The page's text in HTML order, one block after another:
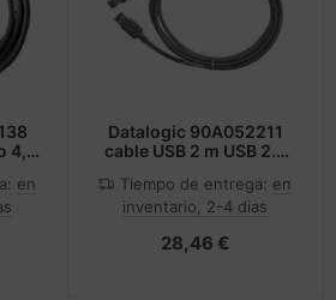
4,5
en
Datalogic 90A052211
cable USB 2 m USB 2.0
Tiempo de entrega: en
inventario, 2-4 dias
28,46 €